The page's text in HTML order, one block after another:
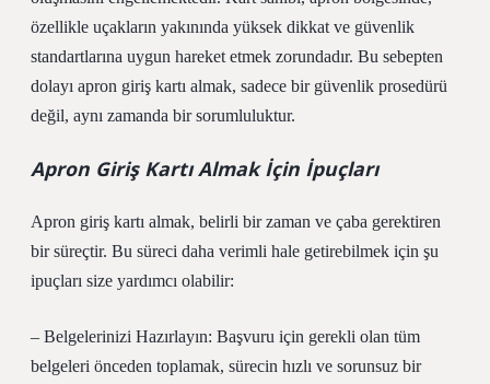
özellikle uçakların yakınında yüksek dikkat ve güvenlik
standartlarına uygun hareket etmek zorundadır. Bu sebepten
dolayı apron giriş kartı almak, sadece bir güvenlik prosedürü
değil, aynı zamanda bir sorumluluktur.
Apron Giriş Kartı Almak İçin İpuçları
Apron giriş kartı almak, belirli bir zaman ve çaba gerektiren
bir süreçtir. Bu süreci daha verimli hale getirebilmek için şu
ipuçları size yardımcı olabilir:
– Belgelerinizi Hazırlayın: Başvuru için gerekli olan tüm
belgeleri önceden toplamak, sürecin hızlı ve sorunsuz bir